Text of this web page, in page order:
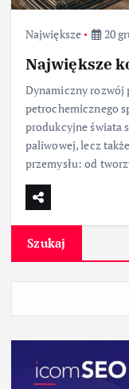
Największe 20
Największe
Dynamiczny rozwój
petrochemicznego
produkcyjne świata
paliwowej, lecz
przemysłu: od
Szukaj